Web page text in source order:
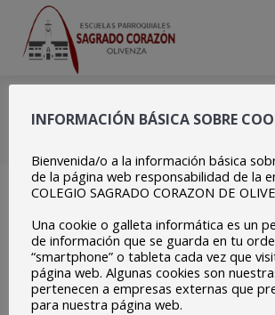
lema
INFORMACIÓN BÁSICA SOBRE
Bienvenida/o a la información básica
de la página web responsabilidad de la
COLEGIO SAGRADO CORAZON DE
Una cookie o galleta informática es un
de información que se guarda en tu
“smartphone” o tableta cada vez que
página web. Algunas cookies son
pertenecen a empresas externas que
para nuestra página web.